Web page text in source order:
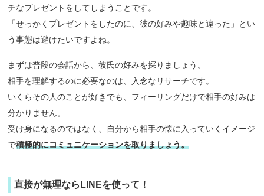
チなプレゼントをしてしまうことです。
「せっかくプレゼントをしたのに、彼の好みや趣味と違った」とい
う事態は避けたいですよね。
まずは普段の会話から、彼氏の好みを探りましょう。
相手を理解するのに必要なのは、入念なリサーチです。
いくらその人のことが好きでも、フィーリングだけで相手の好みは
分かりません。
受け身になるのではなく、自分から相手の懐に入っていくイメージ
で積極的にコミュニケーションを取りましょう。
直接が無理ならLINEを使って！